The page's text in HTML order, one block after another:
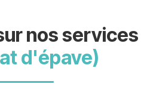
nos services
d'épave)